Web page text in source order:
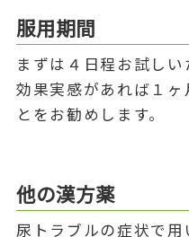
服用期間
まずは４日程お試しい
効果実感があれば１
とをお勧めします。
他の漢方薬
尿トラブルの症状で